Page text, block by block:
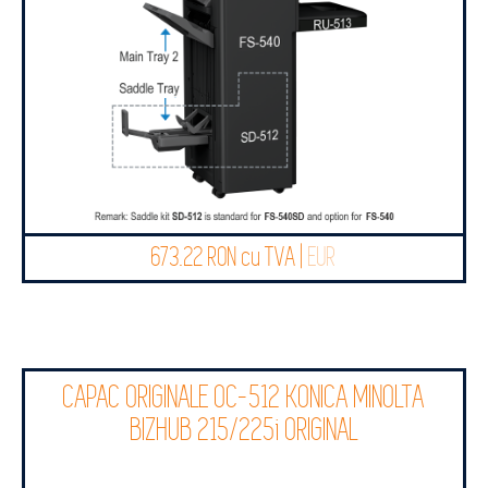
673.22 RON cu TVA | EUR
CAPAC ORIGINALE OC-512 KONICA MINOLTA
BIZHUB 215/225i ORIGINAL